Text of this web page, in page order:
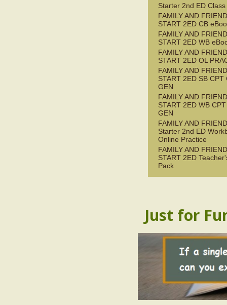
Starter 2nd ED
FAMILY AND
START 2ED CB
FAMILY AND
START 2ED WB
FAMILY AND
START 2ED OL
FAMILY AND
START 2ED SB CPT
GEN
FAMILY AND
START 2ED WB
GEN
FAMILY AND
Starter 2nd ED
Online Practice
FAMILY AND
START 2ED
Pack
Just for